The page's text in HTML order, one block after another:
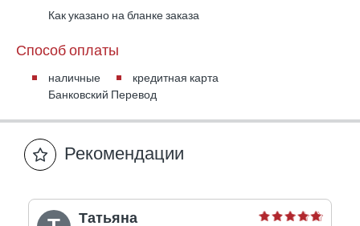
Как указано на бланке заказа
Способ оплаты
наличные
кредитная карта
Банковский Перевод
Рекомендации
Татьяна